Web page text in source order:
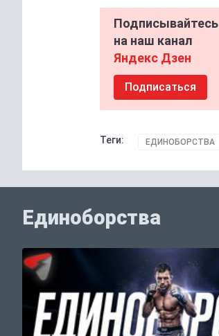
Подписывайтесь
на наш канал
Яндекс Дзен
Подписаться
Теги: ЕДИНОБОРСТВА
Единоборства